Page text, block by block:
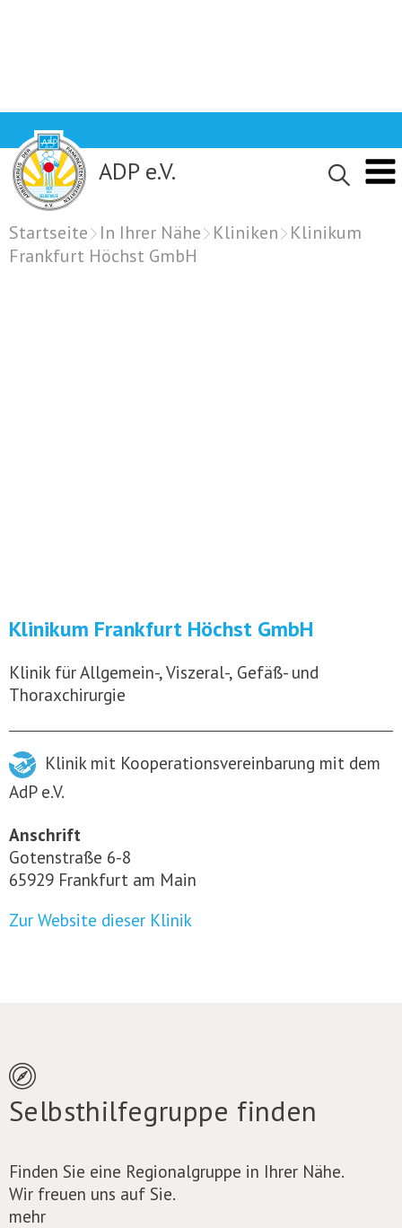
to
content
ADP e.V.
Startseite In Ihrer Nähe Kliniken
Klinikum
Frankfurt Höchst GmbH
Klinikum Frankfurt Höchst GmbH
Klinik für Allgemein-, Viszeral-, Gefäß- und
Thoraxchirurgie
Klinik mit Kooperationsvereinbarung mit dem
AdP e.V.
Anschrift
Gotenstraße 6-8
65929 Frankfurt am Main
Zur Website dieser Klinik
Selbsthilfegruppe finden
Finden Sie eine Regionalgruppe in Ihrer Nähe.
Wir freuen uns auf Sie.
mehr